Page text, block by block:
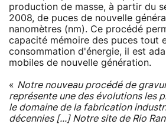
production de masse, à partir du
2008, de puces de nouvelle
nanomètres (nm). Ce procédé
capacité mémoire des puces tout
consommation d'énergie, il est
mobiles de nouvelle génération.
« Notre nouveau procédé de
représente une des évolutions les
le domaine de la fabrication
décennies [...] Notre site de Rio